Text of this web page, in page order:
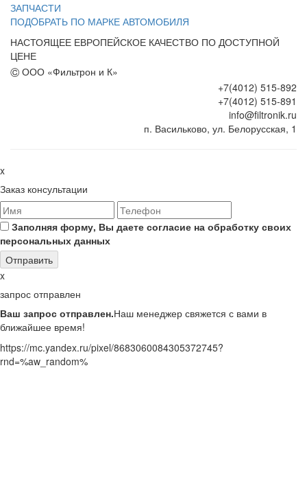
ЗАПЧАСТИ
ПОДOБРАТЬ ПО МАРКЕ АВТОМОБИЛЯ
НАСТОЯЩЕЕ ЕВРОПЕЙСКОЕ КАЧЕСТВО ПО ДОСТУПНОЙ
ЦЕНЕ
© ООО «Фильтрон и К»
+7(4012) 515-892
+7(4012) 515-891
info@filtronik.ru
п. Васильково, ул. Белорусская, 1
x
Заказ консультации
Заполняя форму, Вы даете согласие на обработку своих
персональных данных
x
запрос отправлен
Ваш запрос отправлен.Наш менеджер свяжется с вами в
ближайшее время!
https://mc.yandex.ru/pixel/8683060084305372745?
rnd=%aw_random%